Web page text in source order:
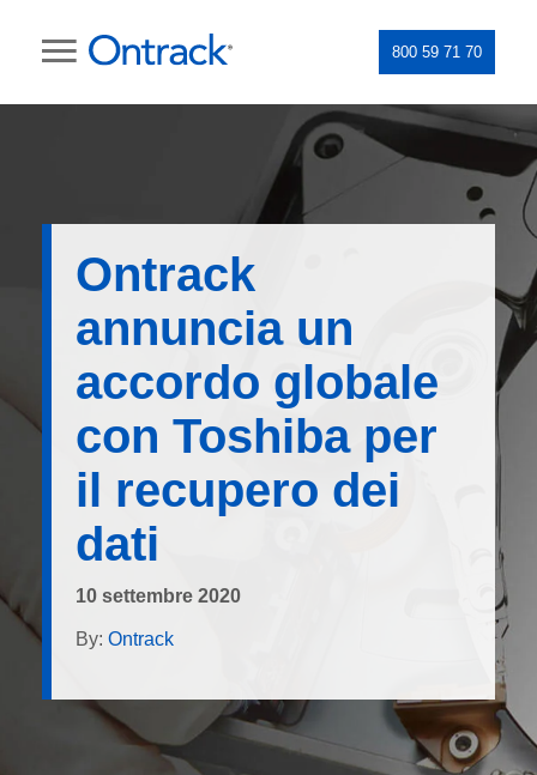
800 59 71 70
Ontrack
annuncia un
accordo globale
con Toshiba per
il recupero dei
dati
10 settembre 2020
By: Ontrack